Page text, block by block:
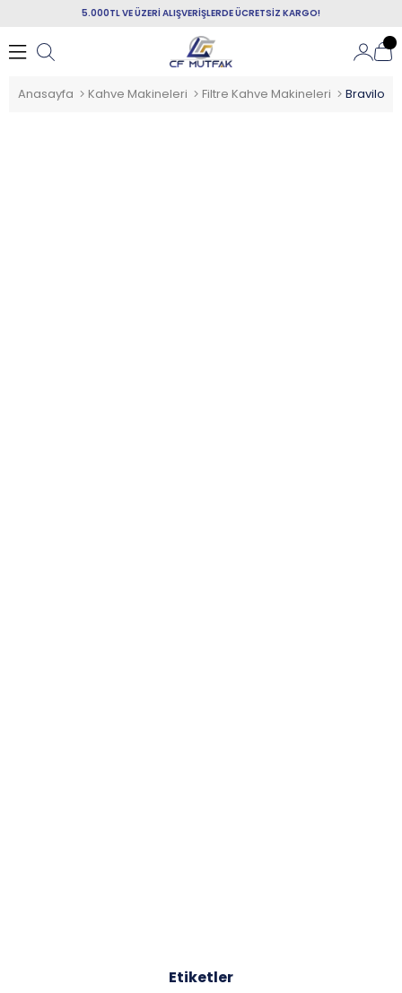
5.000TL VE ÜZERİ ALIŞVERİŞLERDE ÜCRETSİZ KARGO!
Anasayfa Kahve Makineleri Filtre Kahve Makineleri Bravilor
Etiketler